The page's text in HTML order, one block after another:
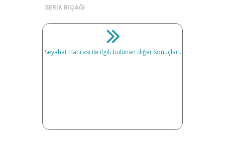
SERİK BIÇAĞI
Seyahat Hatırası ile ilgili bulunan diğer sonuçlar..